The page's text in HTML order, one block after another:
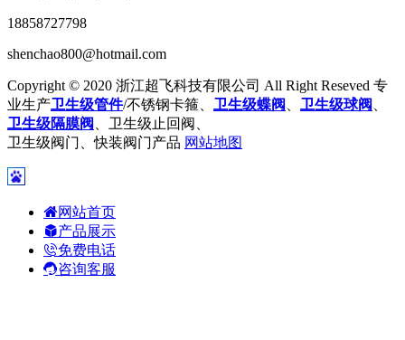
18858727798
shenchao800@hotmail.com
Copyright © 2020 浙江超飞科技有限公司 All Right Reseved 专
业生产卫生级管件/不锈钢卡箍、 卫生级蝶阀 、 卫生级球阀 、
卫生级隔膜阀 、卫生级止回阀、
卫生级阀门、快装阀门产品 网站地图
网站首页
产品展示
免费电话
咨询客服